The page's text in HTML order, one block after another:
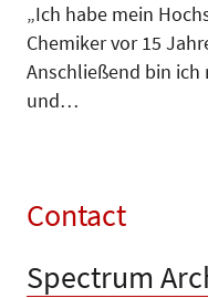
„Ich habe mein
Chemiker vor 15
Anschließend bin ich
und…
Contact
Spectrum